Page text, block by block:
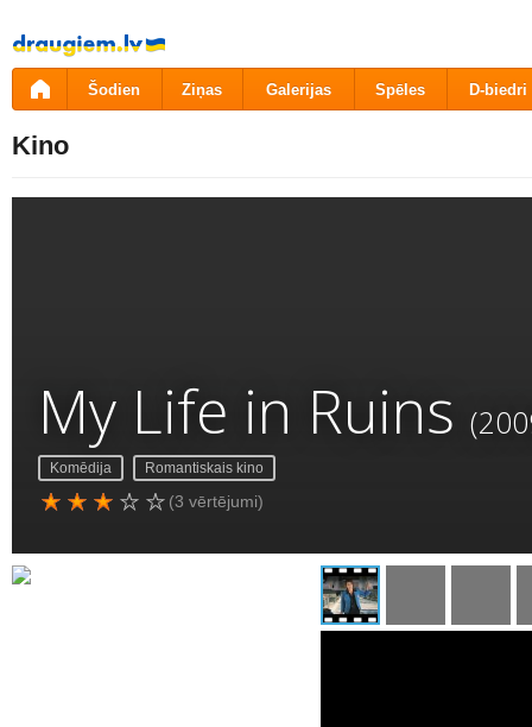
Pāriet
uz
saturu
Šodien Ziņas Galerijas Spēles D-biedri
Kino
My Life in Ruins
Komēdija Romantiskais kino
(3 vērtējumi)